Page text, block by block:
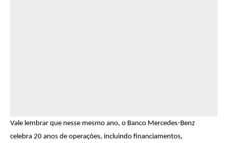
Vale lembrar que nesse mesmo ano, o Banco Mercedes-Benz
celebra 20 anos de operações, incluindo financiamentos,